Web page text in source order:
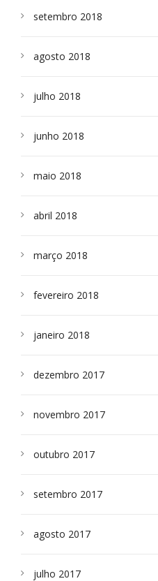
setembro 2018
agosto 2018
julho 2018
junho 2018
maio 2018
abril 2018
março 2018
fevereiro 2018
janeiro 2018
dezembro 2017
novembro 2017
outubro 2017
setembro 2017
agosto 2017
julho 2017